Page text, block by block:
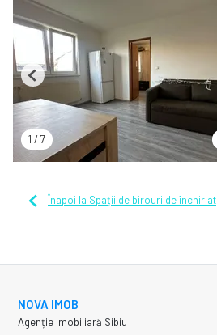
1 / 7
Previous
Înapoi la Spații de birouri de închiriat
NOVA IMOB
Agenție imobiliară Sibiu